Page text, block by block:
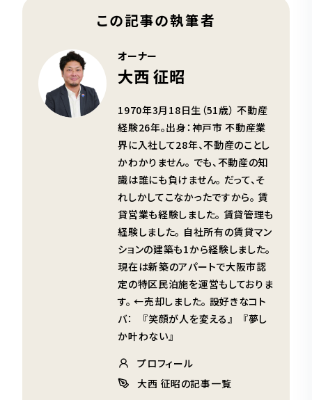
この記事の執筆者
オーナー
大西 征昭
1970年3月18日生（51歳） 不動産
経験26年。出身：神戸市 不動産業
界に入社して28年、不動産のことし
かわかりません。 でも、不動産の知
識は誰にも負けません。 だって、そ
れしかしてこなかったですから。 賃
貸営業も経験しました。 賃貸管理も
経験しました。 自社所有の賃貸マン
ションの建築も1から経験しました。
現在は新築のアパートで大阪市認
定の特区民泊施を運営もしておりま
す。 ←売却しました。 設好きなコト
バ： 『笑顔が人を変える』 『夢し
か叶わない』
プロフィール
大西 征昭の記事一覧